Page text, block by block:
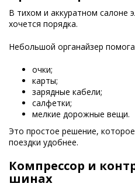
В тихом и аккуратном салоне
хочется порядка.
Небольшой органайзер
очки;
карты;
зарядные кабели;
салфетки;
мелкие дорожные вещи.
Это простое решение,
поездки удобнее.
Компрессор и
шинах